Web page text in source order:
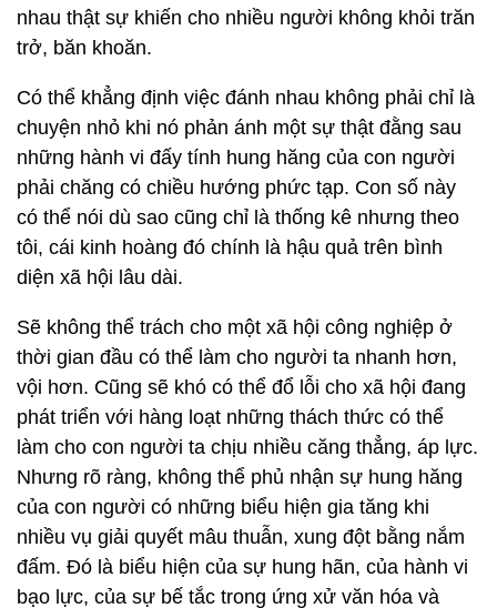
nhau thật sự khiến cho nhiều người không khỏi trăn
trở, băn khoăn.
Có thể khẳng định việc đánh nhau không phải chỉ là
chuyện nhỏ khi nó phản ánh một sự thật đằng sau
những hành vi đấy tính hung hăng của con người
phải chăng có chiều hướng phức tạp. Con số này
có thể nói dù sao cũng chỉ là thống kê nhưng theo
tôi, cái kinh hoàng đó chính là hậu quả trên bình
diện xã hội lâu dài.
Sẽ không thể trách cho một xã hội công nghiệp ở
thời gian đầu có thể làm cho người ta nhanh hơn,
vội hơn. Cũng sẽ khó có thể đổ lỗi cho xã hội đang
phát triển với hàng loạt những thách thức có thể
làm cho con người ta chịu nhiều căng thẳng, áp lực.
Nhưng rõ ràng, không thể phủ nhận sự hung hăng
của con người có những biểu hiện gia tăng khi
nhiều vụ giải quyết mâu thuẫn, xung đột bằng nắm
đấm. Đó là biểu hiện của sự hung hãn, của hành vi
bạo lực, của sự bế tắc trong ứng xử văn hóa và